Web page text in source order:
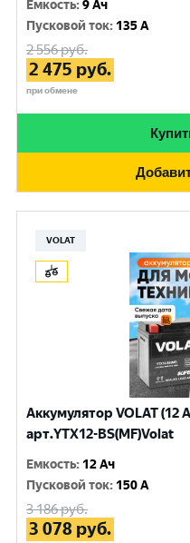
Емкость:9 Ач
Пусковой ток: 135 A
2 556руб.
2 475 руб.
при обмене
VOLAT
Аккумулятор VOLAT (12
арт.YTX12-BS(MF)Volat
Емкость: 12 Ач
Пусковой ток: 150 A
3 186руб.
3 078 руб.